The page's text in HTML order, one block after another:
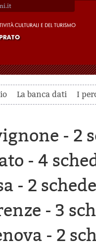
La banca dati I
- 2
- 4
- 2
- 3
- 2